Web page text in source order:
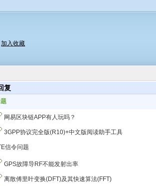
加入收藏
复
网易区块链APP有人玩吗？
3GPP协议完全版(R10)+中文版阅读助手工具
信令问题
GPS故障导RF不能发射出率
离散傅里叶变换(DFT)及其快速算法(FFT)